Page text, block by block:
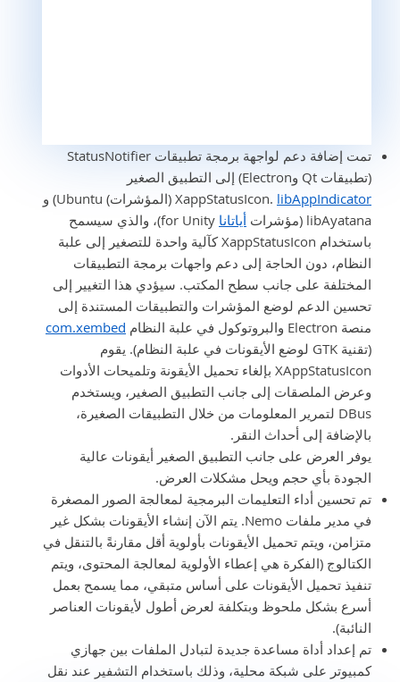
تمت إضافة دعم لواجهة برمجة تطبيقات StatusNotifier
(تطبيقات Qt وElectron) إلى التطبيق الصغير
XappStatusIcon. libAppIndicator
(المؤشرات) Ubuntu) و
libAyatana (مؤشرات
أياتانا
for Unity)، والذي سيسمح
باستخدام XappStatusIcon كآلية واحدة للتصغير إلى علبة
النظام، دون الحاجة إلى دعم واجهات برمجة التطبيقات
المختلفة على جانب سطح المكتب. سيؤدي هذا التغيير إلى
تحسين الدعم لوضع المؤشرات والتطبيقات المستندة إلى
منصة Electron والبروتوكول في علبة النظام
com.xembed
(تقنية GTK لوضع الأيقونات في علبة النظام). يقوم
XAppStatusIcon بإلغاء تحميل الأيقونة وتلميحات الأدوات
وعرض الملصقات إلى جانب التطبيق الصغير، ويستخدم
DBus لتمرير المعلومات من خلال التطبيقات الصغيرة،
بالإضافة إلى أحداث النقر.
يوفر العرض على جانب التطبيق الصغير أيقونات عالية
الجودة بأي حجم ويحل مشكلات العرض.
تم تحسين أداء التعليمات البرمجية لمعالجة الصور المصغرة
في مدير ملفات Nemo. يتم الآن إنشاء الأيقونات بشكل غير
متزامن، ويتم تحميل الأيقونات بأولوية أقل مقارنةً بالتنقل في
الكتالوج (الفكرة هي إعطاء الأولوية لمعالجة المحتوى، ويتم
تنفيذ تحميل الأيقونات على أساس متبقي، مما يسمح بعمل
أسرع بشكل ملحوظ وبتكلفة لعرض أطول لأيقونات العناصر
النائبة).
تم إعداد أداة مساعدة جديدة لتبادل الملفات بين جهازي
كمبيوتر على شبكة محلية، وذلك باستخدام التشفير عند نقل